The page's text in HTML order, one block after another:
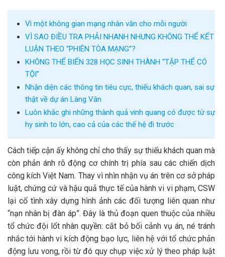
Vì một không gian mạng nhân văn cho mỗi người
VÌ SAO ĐIỀU TRA PHẢI NHANH NHƯNG KHÔNG THỂ KẾT
LUẬN THEO “PHIÊN TÒA MẠNG”?
KHÔNG THỂ BIẾN 328 HỌC SINH THÀNH “TẬP THỂ CÓ
TỘI”
Nhận diện các thông tin tiêu cực, thiếu khách quan, sai sự
thật về dự án Làng Vân
Luôn khắc ghi những thành quả vinh quang có được từ sự
hy sinh to lớn, cao cả của các thế hệ đi trước
Cách tiếp cận ấy không chỉ cho thấy sự thiếu khách quan mà
còn phản ánh rõ động cơ chính trị phía sau các chiến dịch
công kích Việt Nam. Thay vì nhìn nhận vụ án trên cơ sở pháp
luật, chứng cứ và hậu quả thực tế của hành vi vi phạm, CSW
lại cố tình xây dựng hình ảnh các đối tượng liên quan như
“nạn nhân bị đàn áp”. Đây là thủ đoạn quen thuộc của nhiều
tổ chức đội lốt nhân quyền: cắt bỏ bối cảnh vụ án, né tránh
nhắc tới hành vi kích động bạo lực, liên hệ với tổ chức phản
động lưu vong, rồi từ đó quy chụp việc xử lý theo pháp luật